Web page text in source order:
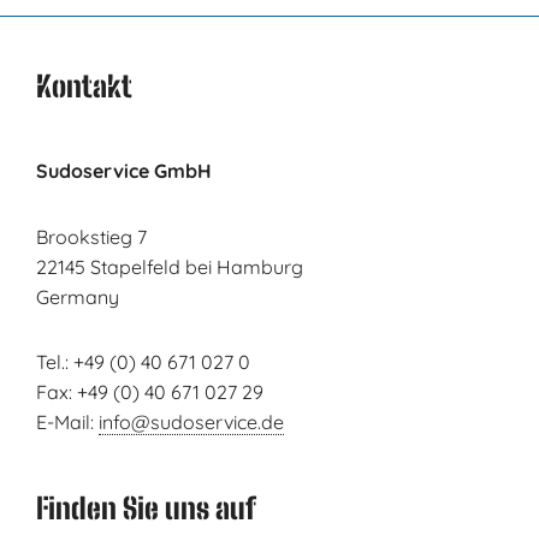
Kontakt
Sudoservice GmbH
Brookstieg 7
22145 Stapelfeld bei Hamburg
Germany
Tel.: +49 (0) 40 671 027 0
Fax: +49 (0) 40 671 027 29
E-Mail: info@sudoservice.de
Finden Sie uns auf